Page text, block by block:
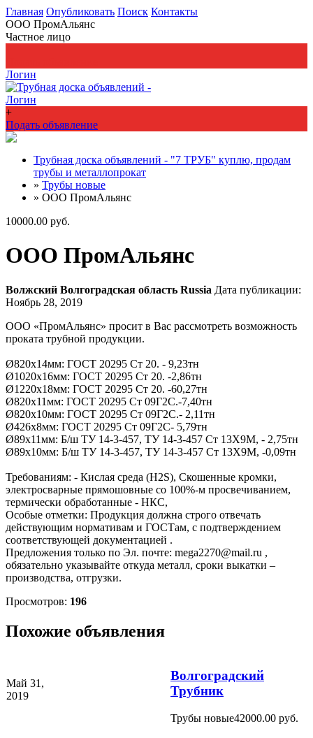
Главная Опубликовать Поиск Контакты
ООО ПромАльянс
Частное лицо
Логин
Логин
+
Подать объявление
Трубная доска объявлений - "7 ТРУБ" куплю, продам
трубы и металлопрокат
» Трубы новые
» ООО ПромАльянс
10000.00 руб.
ООО ПромАльянс
Волжский Волгоградская область Russia Дата публикации:
Ноябрь 28, 2019
ООО «ПромАльянс» просит в Вас рассмотреть возможность
проката трубной продукции.
Ø820х14мм: ГОСТ 20295 Ст 20. - 9,23тн
Ø1020х16мм: ГОСТ 20295 Ст 20. -2,86тн
Ø1220х18мм: ГОСТ 20295 Ст 20. -60,27тн
Ø820х11мм: ГОСТ 20295 Ст 09Г2C.-7,40тн
Ø820х10мм: ГОСТ 20295 Ст 09Г2C.- 2,11тн
Ø426х8мм: ГОСТ 20295 Ст 09Г2C- 5,79тн
Ø89х11мм: Б/ш ТУ 14-3-457, ТУ 14-3-457 Ст 13Х9М, - 2,75тн
Ø89х10мм: Б/ш ТУ 14-3-457, ТУ 14-3-457 Ст 13Х9М, -0,09тн
Требованиям: - Кислая среда (H2S), Скошенные кромки,
электросварные прямошовные со 100%-м просвечиванием,
термически обработанные - НКС,
Особые отметки: Продукция должна строго отвечать
действующим нормативам и ГОСТам, с подтверждением
соответствующей документацией .
Предложения только по Эл. почте: mega2270@mail.ru ,
обязательно указывайте откуда металл, сроки выкатки –
производства, отгрузки.
Просмотров: 196
Похожие объявления
Май 31,
2019
Волгоградский
Трубник
Трубы новые42000.00 руб.